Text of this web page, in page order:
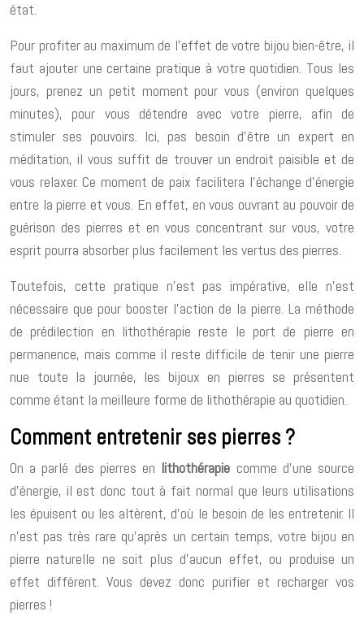
état.
Pour profiter au maximum de l’effet de votre bijou bien-être, il
faut ajouter une certaine pratique à votre quotidien. Tous les
jours, prenez un petit moment pour vous (environ quelques
minutes), pour vous détendre avec votre pierre, afin de
stimuler ses pouvoirs. Ici, pas besoin d’être un expert en
méditation, il vous suffit de trouver un endroit paisible et de
vous relaxer. Ce moment de paix facilitera l’échange d’énergie
entre la pierre et vous. En effet, en vous ouvrant au pouvoir de
guérison des pierres et en vous concentrant sur vous, votre
esprit pourra absorber plus facilement les vertus des pierres.
Toutefois, cette pratique n’est pas impérative, elle n’est
nécessaire que pour booster l’action de la pierre. La méthode
de prédilection en lithothérapie reste le port de pierre en
permanence, mais comme il reste difficile de tenir une pierre
nue toute la journée, les bijoux en pierres se présentent
comme étant la meilleure forme de lithothérapie au quotidien.
Comment entretenir ses pierres ?
On a parlé des pierres en lithothérapie comme d’une source
d’énergie, il est donc tout à fait normal que leurs utilisations
les épuisent ou les altèrent, d’où le besoin de les entretenir. Il
n’est pas très rare qu’après un certain temps, votre bijou en
pierre naturelle ne soit plus d’aucun effet, ou produise un
effet différent. Vous devez donc purifier et recharger vos
pierres !